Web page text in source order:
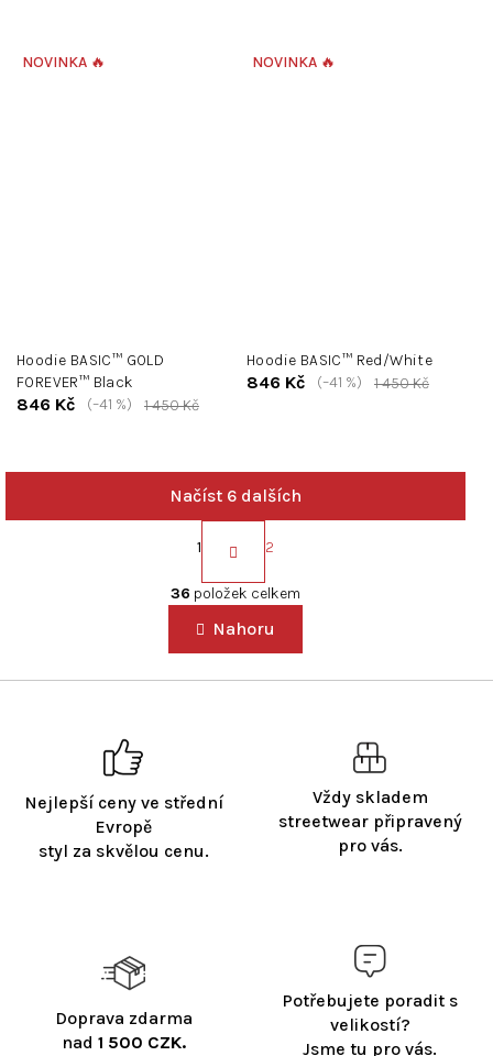
NOVINKA 🔥
Hoodie BASIC™ GOLD
FOREVER™ Black
846 Kč 1 450 Kč
(–41 %)
NOVINKA 🔥
Hoodie BASIC™ Red/White
846 Kč 1 450 Kč
(–41 %)
v
á
d
a
Načíst 6 dalších
S
t
á
n
k
o
á
1 2
36 položek celkem
Nahoru
Nejlepší ceny ve střední
Evropě
styl za skvělou cenu.
Vždy skladem
streetwear připravený
pro vás.
Doprava zdarma
nad 1 500 CZK.
Potřebujete poradit s
velikostí?
Jsme tu pro vás.